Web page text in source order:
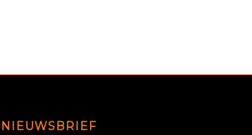
NIEUWSBRIEF